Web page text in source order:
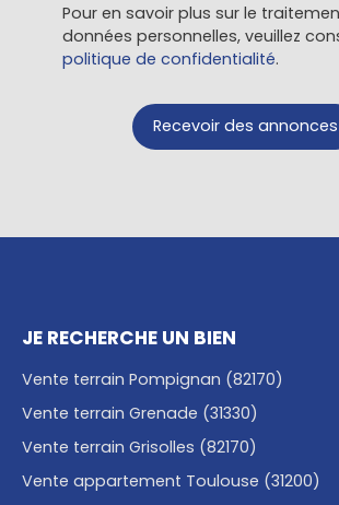
Pour en savoir plus sur le
données personnelles, veuillez
politique de confidentialité.
Recevoir des annonces
JE RECHERCHE UN BIEN
Vente terrain Pompignan (82170)
Vente terrain Grenade (31330)
Vente terrain Grisolles (82170)
Vente appartement Toulouse (31200)